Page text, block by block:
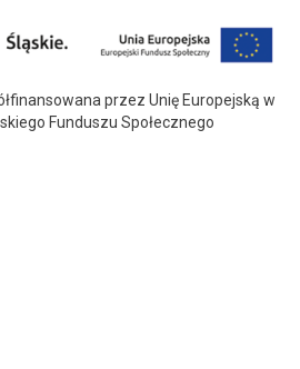
przez Unię Europejską w
Funduszu Społecznego